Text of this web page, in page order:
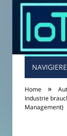
Home »
Industrie
Management)